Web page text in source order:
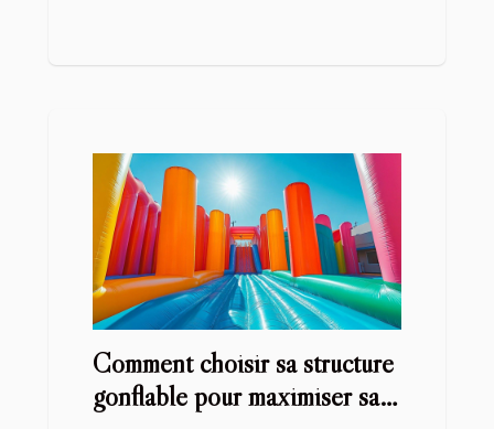
Comment choisir sa structure
gonflable pour maximiser sa